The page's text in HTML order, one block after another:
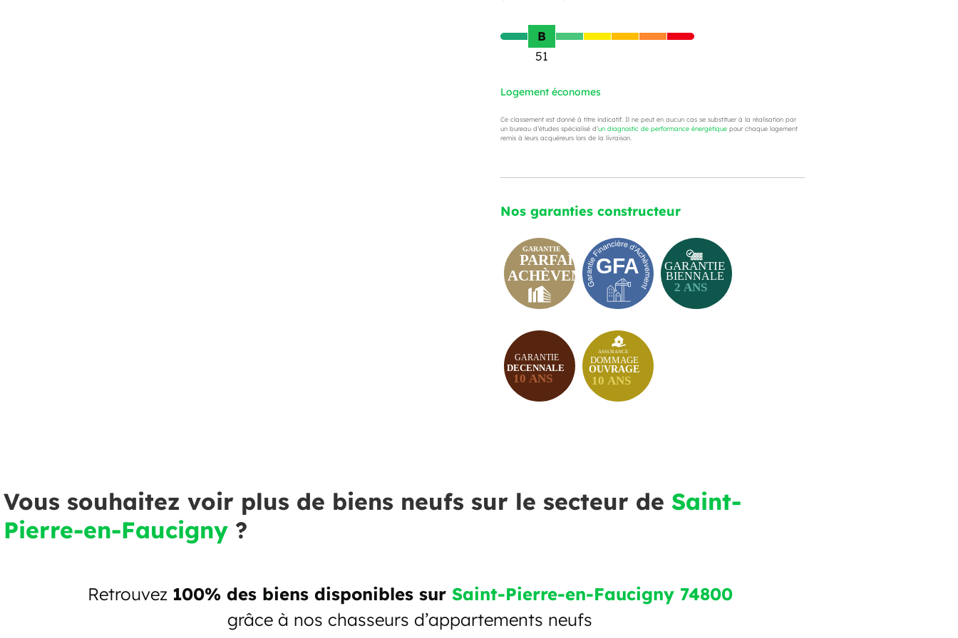
B
51
Logement économes
Ce classement est donné à titre indicatif. Il ne peut en aucun cas se substituer à la réalisation par
un bureau d’études spécialisé d’un diagnostic de performance énergétique pour chaque logement
remis à leurs acquéreurs lors de la livraison.
Nos garanties constructeur
Vous souhaitez voir plus de biens neufs sur le secteur de Saint-
Pierre-en-Faucigny ?
Retrouvez 100% des biens disponibles sur Saint-Pierre-en-Faucigny 74800
grâce à nos chasseurs d’appartements neufs